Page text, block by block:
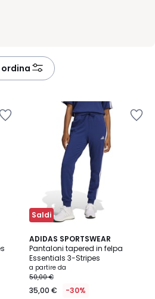
Saldi
ADIDAS SPORTSWEAR
Pantaloni tapered in felpa
Essentials 3-Stripes
a partire da
50,00 €
35,00 € -30%
4,5
/ 5
2
Colori